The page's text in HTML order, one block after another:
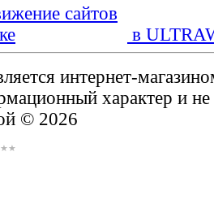
в
интернет-
характер и не
© 2026